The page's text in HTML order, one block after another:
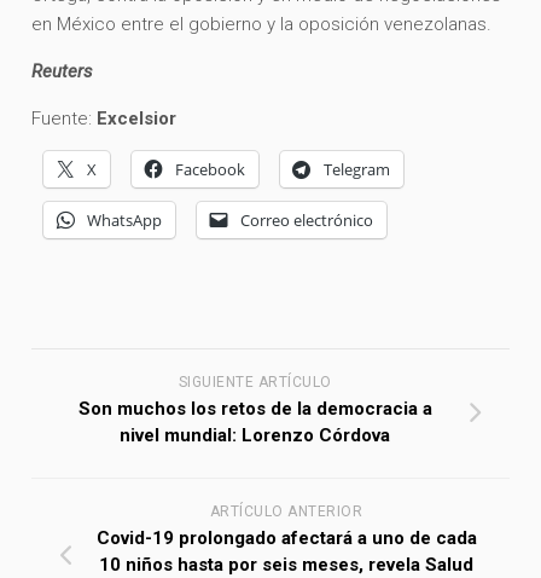
en México entre el gobierno y la oposición venezolanas.
Reuters
Fuente: Excelsior
X Facebook Telegram
WhatsApp Correo electrónico
SIGUIENTE ARTÍCULO
Son muchos los retos de la democracia a
nivel mundial: Lorenzo Córdova
ARTÍCULO ANTERIOR
Covid-19 prolongado afectará a uno de cada
10 niños hasta por seis meses, revela Salud